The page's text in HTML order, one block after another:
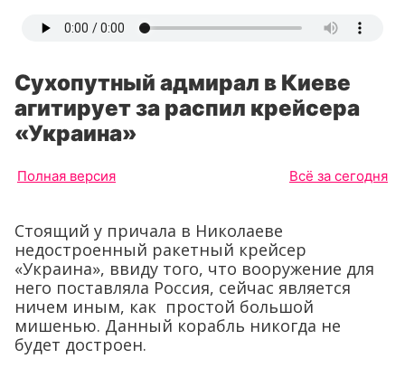
Сухопутный адмирал в Киеве
агитирует за распил крейсера
«Украина»
Полная версия Всё за сегодня
Стоящий у причала в Николаеве
недостроенный ракетный крейсер
«Украина», ввиду того, что вооружение для
него поставляла Россия, сейчас является
ничем иным, как простой большой
мишенью. Данный корабль никогда не
будет достроен.